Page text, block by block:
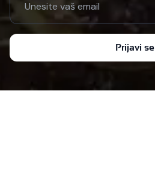
Prijavi se